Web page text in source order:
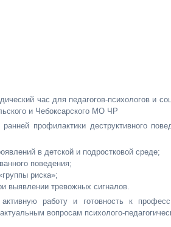
час для педагогов-психологов и
и Чебоксарского МО ЧР
профилактики деструктивного
в детской и подростковой среде;
поведения;
риска»;
выявлении тревожных сигналов.
работу и готовность к
вопросам